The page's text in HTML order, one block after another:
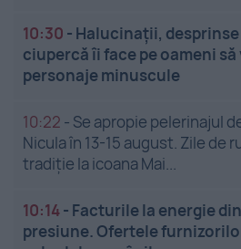
10:30 - Halucinații, desprinse
ciupercă îi face pe oameni să
personaje minuscule
10:22 - Se apropie pelerinajul
Nicula în 13-15 august. Zile de
tradiție la icoana Mai...
10:14- Facturile la energie
presiune. Ofertele